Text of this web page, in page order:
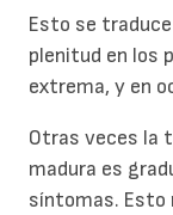
Esto se
plenitud en los
extrema, y en
Otras veces la
madura es
síntomas. Esto